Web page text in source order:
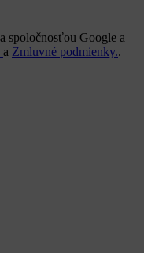
spoločnosťou Google a
a Zmluvné podmienky..